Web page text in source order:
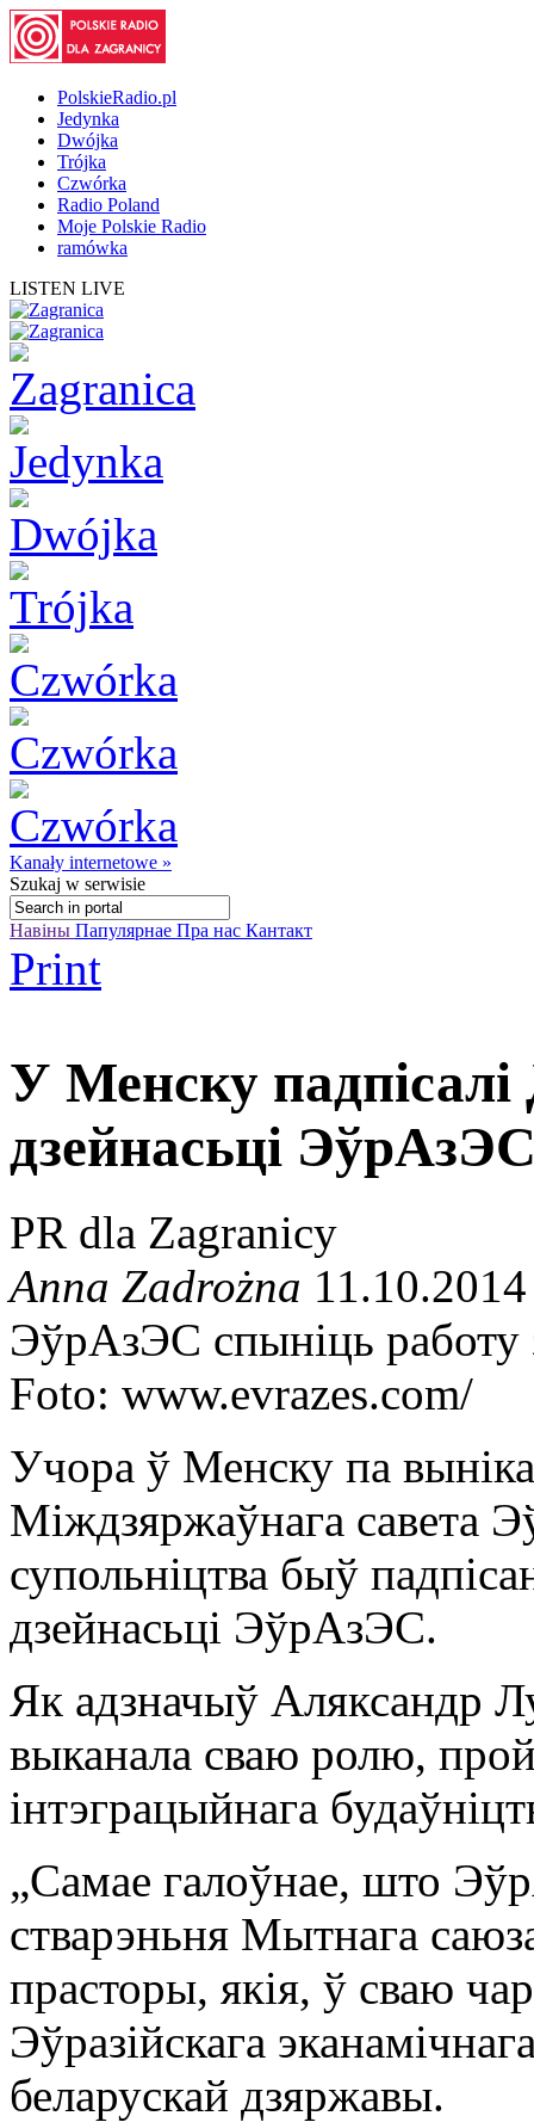
PolskieRadio.pl
Jedynka
Dwójka
Trójka
Czwórka
Radio Poland
Moje Polskie Radio
ramówka
LISTEN LIVE
Kanały internetowe »
Szukaj w serwisie
Навіны Папулярнае Пра нас Кантакт
Print
У Менску
дзейнасьці
PR dla Zagranicy
Anna Zadrożna
ЭўрАзЭС спыніць работу
Foto: www.evrazes.com/
Учора ў Менску па
Міждзяржаўнага савета
супольніцтва быў
дзейнасьці ЭўрАзЭС.
Як адзначыў Аляксандр
выканала сваю ролю,
інтэграцыйнага
„Самае галоўнае, што
стварэньня Мытнага
прасторы, якія, ў сваю
Эўразійскага
беларускай дзяржавы.